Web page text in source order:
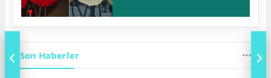
Son Haberler